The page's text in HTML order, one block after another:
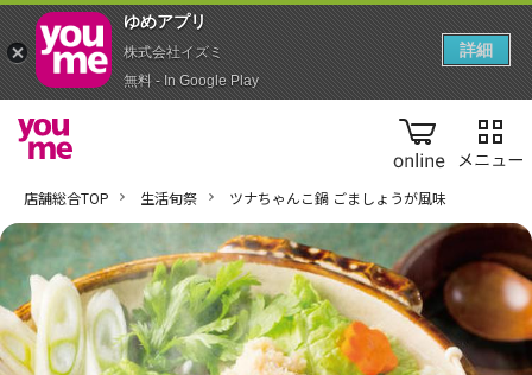
online
店舗総合TOP 生活旬祭 ツナちゃんこ鍋 ごましょうが風味
ゆめアプ‪リ‬
株式会社イズミ
無料 - In Google Play
詳細